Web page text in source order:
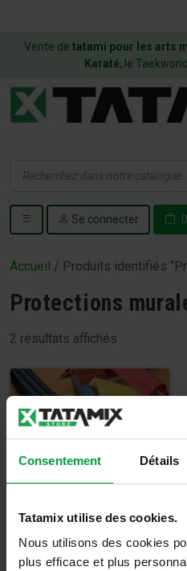
Consentement Détails
Tatamix utilise des cookies.
Nous utilisons des cookies
plus efficace et plus
Vente de tatami pour les arts
Karaté, le
de
Se connecter 0
Accueil / Produits identifiés
Protections
2 résultats affichés
PVC